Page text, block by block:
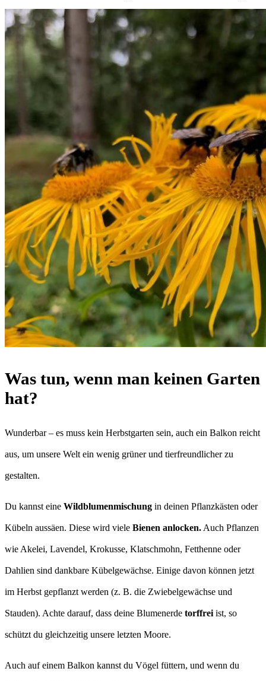
Was tun, wenn man keinen Garten
hat?
Wunderbar – es muss kein Herbstgarten sein, auch ein Balkon reicht
aus, um unsere Welt ein wenig grüner und tierfreundlicher zu
gestalten.
Du kannst eine Wildblumenmischung in deinen Pflanzkästen oder
Kübeln aussäen. Diese wird viele Bienen anlocken. Auch Pflanzen
wie Akelei, Lavendel, Krokusse, Klatschmohn, Fetthenne oder
Dahlien sind dankbare Kübelgewächse. Einige davon können jetzt
im Herbst gepflanzt werden (z. B. die Zwiebelgewächse und
Stauden). Achte darauf, dass deine Blumenerde torffrei ist, so
schützt du gleichzeitig unsere letzten Moore.
Auch auf einem Balkon kannst du Vögel füttern, und wenn du